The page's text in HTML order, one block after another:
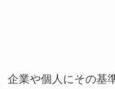
業や個人にその基